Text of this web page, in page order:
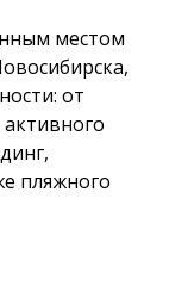
местом
от
пляжного